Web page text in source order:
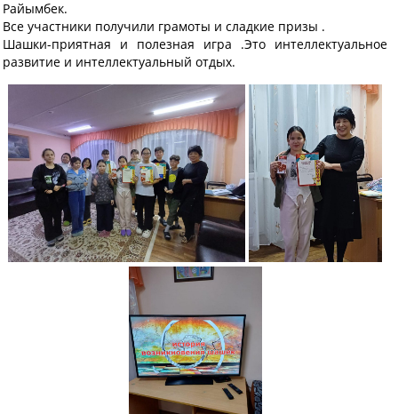
Райымбек.
Все участники получили грамоты и сладкие призы .
Шашки-приятная и полезная игра .Это интеллектуальное
развитие и интеллектуальный отдых.